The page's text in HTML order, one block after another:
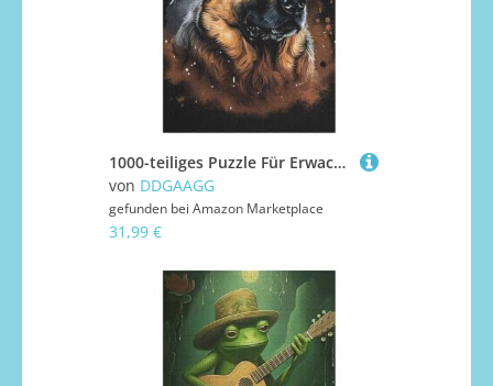
1000-teiliges Puzzle Für Erwachsene, Berger allemand -Puzzles, Dekompressionsspiel, Spielzeugpuzzles, Geburtstagsgeschenke 1000 PCS
von DDGAAGG
gefunden bei Amazon Marketplace
31,99 €